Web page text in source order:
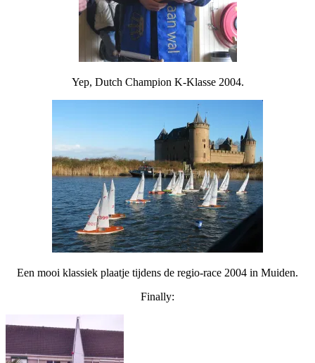
Yep, Dutch Champion K-Klasse 2004.
Een mooi klassiek plaatje tijdens de regio-race 2004 in Muiden.
Finally: